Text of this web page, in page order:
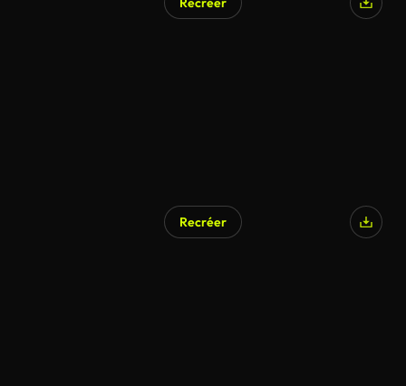
Recréer